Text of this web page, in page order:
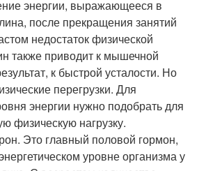
энергии, выражающееся в
после прекращения занятий
недостаток физической
также приводит к мышечной
к быстрой усталости. Но
перегрузки. Для
энергии нужно подобрать для
физическую нагрузку.
Это главный половой гормон,
уровне организма у